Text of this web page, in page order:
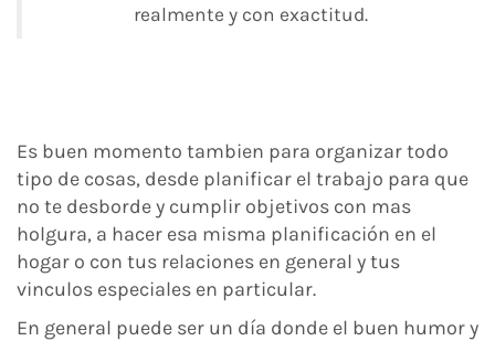
realmente y con exactitud.
Es buen momento tambien para organizar todo
tipo de cosas, desde planificar el trabajo para que
no te desborde y cumplir objetivos con mas
holgura, a hacer esa misma planificación en el
hogar o con tus relaciones en general y tus
vinculos especiales en particular.
En general puede ser un día donde el buen humor y